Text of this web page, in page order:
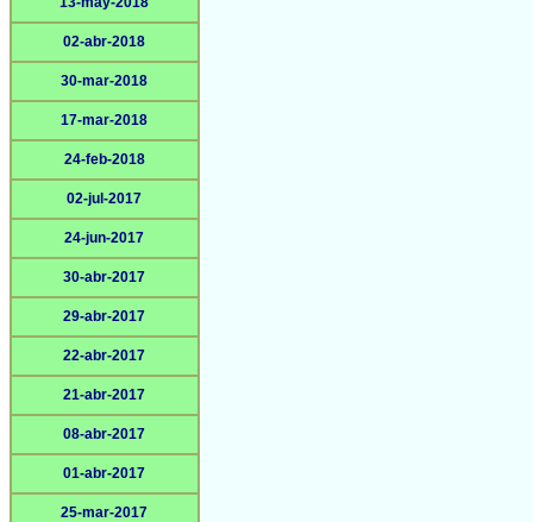
02-abr-2018
30-mar-2018
17-mar-2018
24-feb-2018
02-jul-2017
24-jun-2017
30-abr-2017
29-abr-2017
22-abr-2017
21-abr-2017
08-abr-2017
01-abr-2017
25-mar-2017